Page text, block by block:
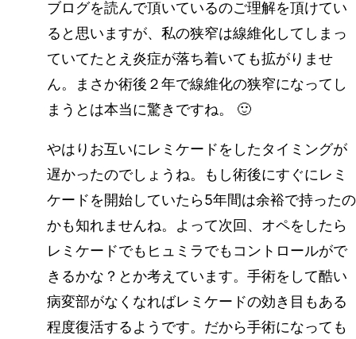
ブログを読んで頂いているのご理解を頂けてい
ると思いますが、私の狭窄は線維化してしまっ
ていてたとえ炎症が落ち着いても拡がりませ
ん。まさか術後２年で線維化の狭窄になってし
まうとは本当に驚きですね。 🙂
やはりお互いにレミケードをしたタイミングが
遅かったのでしょうね。もし術後にすぐにレミ
ケードを開始していたら5年間は余裕で持ったの
かも知れませんね。よって次回、オペをしたら
レミケードでもヒュミラでもコントロールがで
きるかな？とか考えています。手術をして酷い
病変部がなくなればレミケードの効き目もある
程度復活するようです。だから手術になっても